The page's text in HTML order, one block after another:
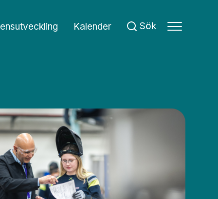
Kalender Sökknapp
Sök